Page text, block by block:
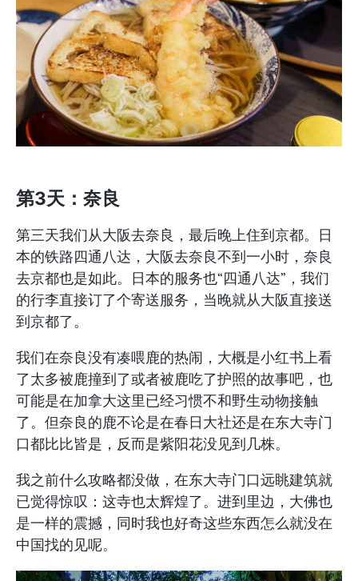
第3天：奈良
第三天我们从大阪去奈良，最后晚上住到京都。日
本的铁路四通八达，大阪去奈良不到一小时，奈良
去京都也是如此。日本的服务也“四通八达”，我们
的行李直接订了个寄送服务，当晚就从大阪直接送
到京都了。
我们在奈良没有凑喂鹿的热闹，大概是小红书上看
了太多被鹿撞到了或者被鹿吃了护照的故事吧，也
可能是在加拿大这里已经习惯不和野生动物接触
了。但奈良的鹿不论是在春日大社还是在东大寺门
口都比比皆是，反而是紫阳花没见到几株。
我之前什么攻略都没做，在东大寺门口远眺建筑就
已觉得惊叹：这寺也太辉煌了。进到里边，大佛也
是一样的震撼，同时我也好奇这些东西怎么就没在
中国找的见呢。